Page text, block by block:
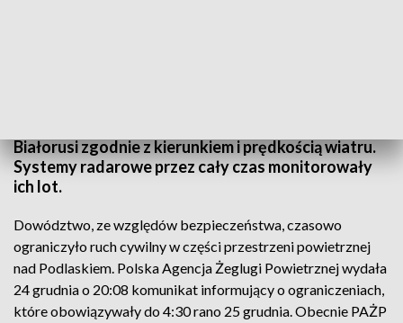
Białorusi zgodnie z kierunkiem i prędkością wiatru.
Systemy radarowe przez cały czas monitorowały
ich lot.
Dowództwo, ze względów bezpieczeństwa, czasowo
ograniczyło ruch cywilny w części przestrzeni powietrznej
nad Podlaskiem. Polska Agencja Żeglugi Powietrznej wydała
24 grudnia o 20:08 komunikat informujący o ograniczeniach,
które obowiązywały do 4:30 rano 25 grudnia. Obecnie PAŻP